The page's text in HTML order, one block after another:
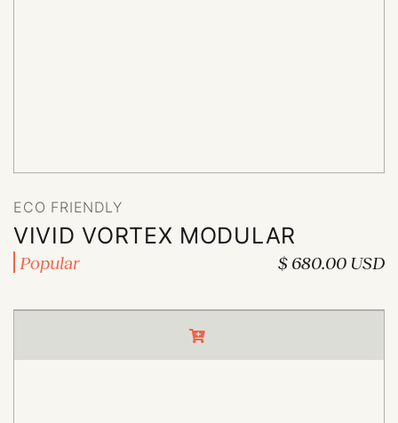
ECO FRIENDLY
ECO FRIENDLY
VIVID VORTEX MODULAR
VIVID VORTEX MODULAR
Popular $ 680.00 USD